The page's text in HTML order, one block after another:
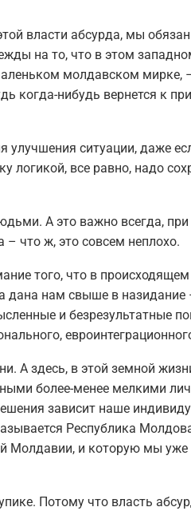
власти абсурда, мы
на то, что в этом
молдавском мирке,
когда-нибудь вернется к
улучшения ситуации, даже
логикой, все равно, надо
А это важно всегда,
что ж, это совсем неплохо.
того, что в
дана нам свыше в
и безрезультатные
А здесь, в этой земной
более-менее мелкими
зависит наше
Республика
Молдавии, и которую мы уже
Потому что власть